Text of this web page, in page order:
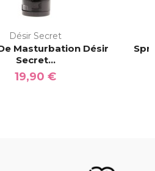
Désir Secret
Masturbation Désir
Secret...
19,90 €